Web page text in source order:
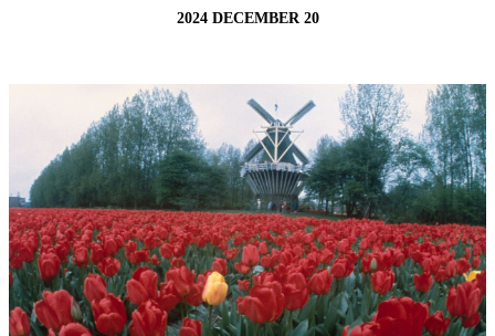
2024 DECEMBER 20